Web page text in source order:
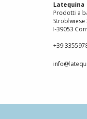
Latequina
Prodotti a
Stroblwiese
I-39053
+39